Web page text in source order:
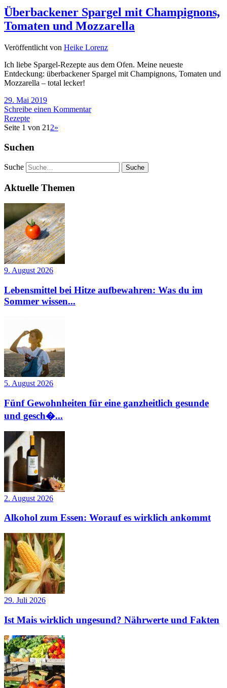
Überbackener Spargel mit Champignons,
Tomaten und Mozzarella
Veröffentlicht von Heike Lorenz
Ich liebe Spargel-Rezepte aus dem Ofen. Meine neueste
Entdeckung: überbackener Spargel mit Champignons, Tomaten und
Mozzarella – total lecker!
29. Mai 2019
Schreibe einen Kommentar
Rezepte
Seite 1 von 21 2»
Suchen
Suche
Aktuelle Themen
9. August 2026
Lebensmittel bei Hitze aufbewahren: Was du im
Sommer wissen...
5. August 2026
Fünf Gewohnheiten für eine ganzheitlich gesunde
und gesch�...
2. August 2026
Alkohol zum Essen: Worauf es wirklich ankommt
29. Juli 2026
Ist Mais wirklich ungesund? Nährwerte und Fakten